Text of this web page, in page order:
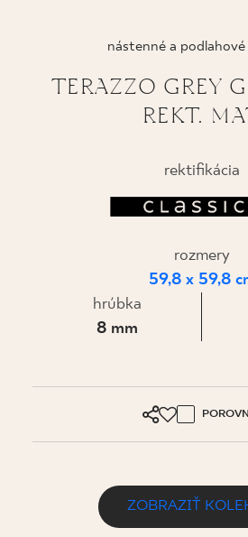
O NÁS
KONTAKT
SK DE
nástenné a podlahové
TERAZZO GREY
REKT.
rektifikácia
rozmery
59,8 x 59,8
hrúbka
8 mm
ZOBRAZIŤ